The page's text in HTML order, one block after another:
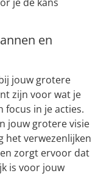
en
jouw grotere
zijn voor wat je
focus in je acties.
jouw grotere visie
het verwezenlijken
zorgt ervoor dat
is voor jouw